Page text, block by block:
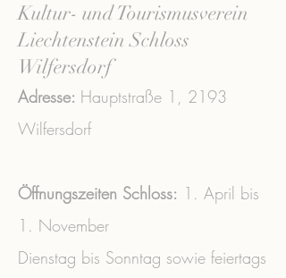
Kultur- und Tourismusverein
Liechtenstein Schloss
Wilfersdorf
Adresse: Hauptstraße 1, 2193
Wilfersdorf
Öffnungszeiten Schloss: 1. April bis
1. November
Dienstag bis Sonntag sowie feiertags